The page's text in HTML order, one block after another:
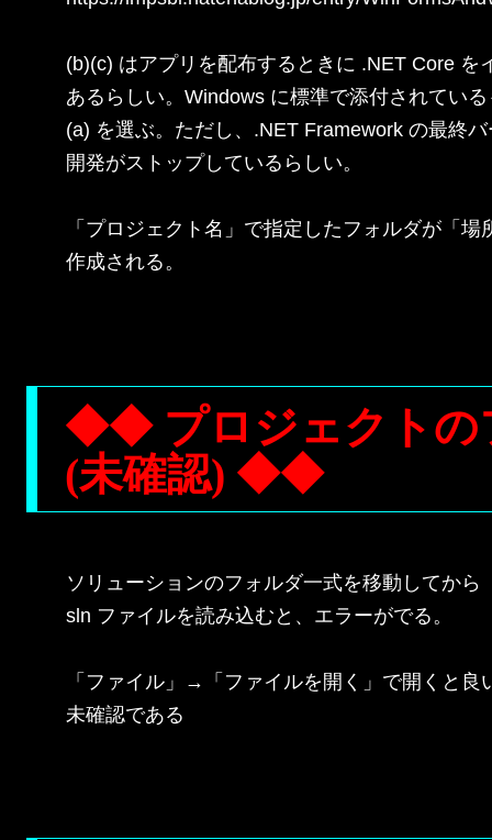
(b)(c) はアプリを配布するときに .NET Core を
あるらしい。Windows に標準で添付されてい
(a) を選ぶ。ただし、.NET Framework の最終
開発がストップしているらしい。
「プロジェクト名」で指定したフォルダが「場
作成される。
◆◆ プロジェクトの
(未確認) ◆◆
ソリューションのフォルダ一式を移動してから
sln ファイルを読み込むと、エラーがでる。
「ファイル」→「ファイルを開く」で開くと良
未確認である